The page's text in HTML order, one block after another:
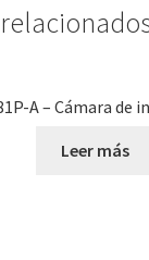
A – Cámara
Leer más